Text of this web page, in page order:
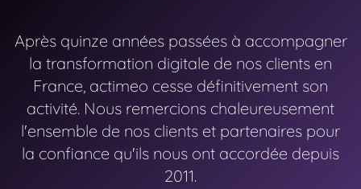
Après quinze années passées à accompagner
la transformation digitale de nos clients en
France, actimeo cesse définitivement son
activité. Nous remercions chaleureusement
l'ensemble de nos clients et partenaires pour
la confiance qu'ils nous ont accordée depuis
2011.